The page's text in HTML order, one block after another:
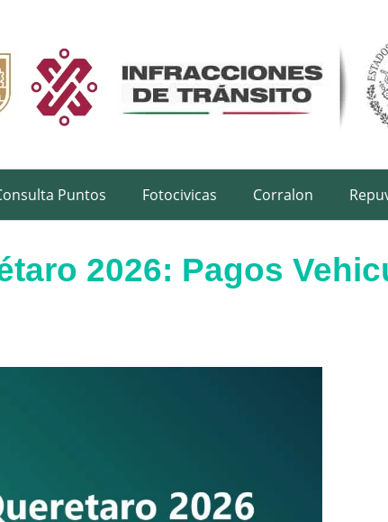
Puntos Fotocivicas Corralon
2026: Pagos